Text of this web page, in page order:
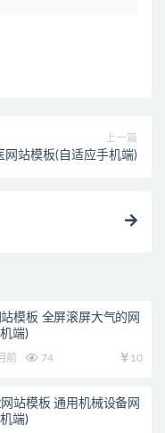
上一篇
站模板(自适应手机端)
模板 全屏滚屏大气的网
端)
前 74 10
站模板 通用机械设备网
端)